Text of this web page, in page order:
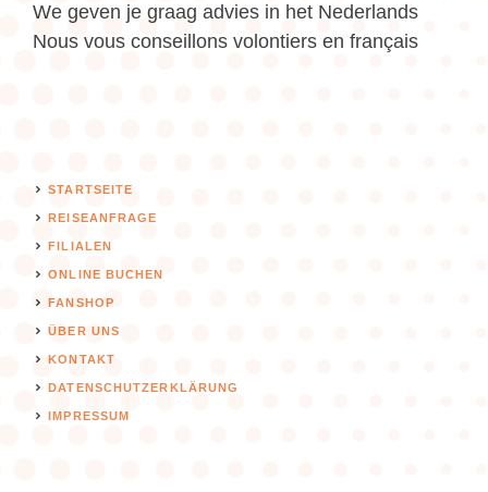
We geven je graag advies in het Nederlands
Nous vous conseillons volontiers en français
STARTSEITE
REISEANFRAGE
FILIALEN
ONLINE BUCHEN
FANSHOP
ÜBER UNS
KONTAKT
DATENSCHUTZERKLÄRUNG
IMPRESSUM